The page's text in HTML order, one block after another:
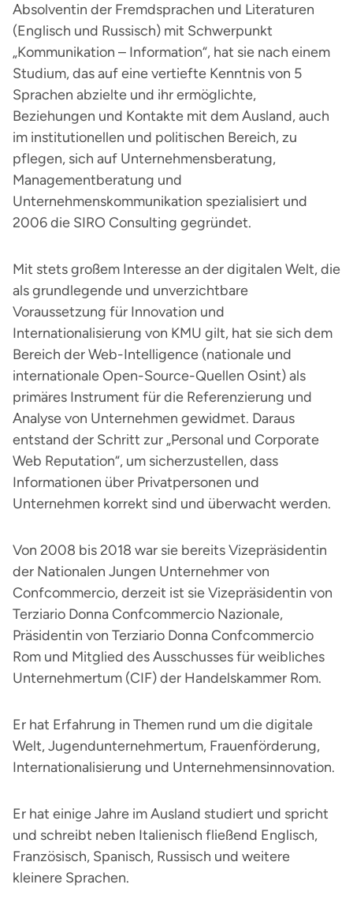
Absolventin der Fremdsprachen und Literaturen
(Englisch und Russisch) mit Schwerpunkt
„Kommunikation – Information“, hat sie nach einem
Studium, das auf eine vertiefte Kenntnis von 5
Sprachen abzielte und ihr ermöglichte,
Beziehungen und Kontakte mit dem Ausland, auch
im institutionellen und politischen Bereich, zu
pflegen, sich auf Unternehmensberatung,
Managementberatung und
Unternehmenskommunikation spezialisiert und
2006 die SIRO Consulting gegründet.
Mit stets großem Interesse an der digitalen Welt, die
als grundlegende und unverzichtbare
Voraussetzung für Innovation und
Internationalisierung von KMU gilt, hat sie sich dem
Bereich der Web-Intelligence (nationale und
internationale Open-Source-Quellen Osint) als
primäres Instrument für die Referenzierung und
Analyse von Unternehmen gewidmet. Daraus
entstand der Schritt zur „Personal und Corporate
Web Reputation“, um sicherzustellen, dass
Informationen über Privatpersonen und
Unternehmen korrekt sind und überwacht werden.
Von 2008 bis 2018 war sie bereits Vizepräsidentin
der Nationalen Jungen Unternehmer von
Confcommercio, derzeit ist sie Vizepräsidentin von
Terziario Donna Confcommercio Nazionale,
Präsidentin von Terziario Donna Confcommercio
Rom und Mitglied des Ausschusses für weibliches
Unternehmertum (CIF) der Handelskammer Rom.
Er hat Erfahrung in Themen rund um die digitale
Welt, Jugendunternehmertum, Frauenförderung,
Internationalisierung und Unternehmensinnovation.
Er hat einige Jahre im Ausland studiert und spricht
und schreibt neben Italienisch fließend Englisch,
Französisch, Spanisch, Russisch und weitere
kleinere Sprachen.